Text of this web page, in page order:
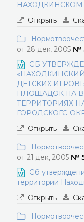
НАХОДКИНСКОМ
Открыть
от 28 дек, 2005 №
ОБ
ДЕТСКИХ
ПЛОЩАДОК НА
ТЕРРИТОРИЯХ
ГОРОДСКОГО
Открыть
от 21 дек, 2005 №
Об
территории
Открыть